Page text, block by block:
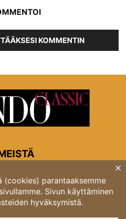
KOMMENTIN
toimitus
6A 00520 Helsinki
puh. 03 4246 5318